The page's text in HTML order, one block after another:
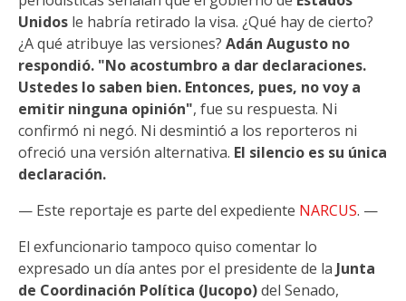
Unidos le habría retirado la visa. ¿Qué hay de cierto?
¿A qué atribuye las versiones? Adán Augusto no
respondió. "No acostumbro a dar declaraciones.
Ustedes lo saben bien. Entonces, pues, no voy a
emitir ninguna opinión", fue su respuesta. Ni
confirmó ni negó. Ni desmintió a los reporteros ni
ofreció una versión alternativa. El silencio es su única
declaración.
— Este reportaje es parte del expediente NARCUS. —
El exfuncionario tampoco quiso comentar lo
expresado un día antes por el presidente de la Junta
de Coordinación Política (Jucopo)del Senado,